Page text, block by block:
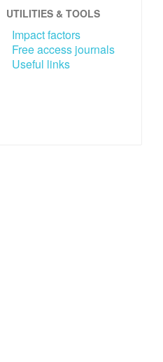
UTILITIES & TOOLS
Impact factors
Free access journals
Useful links